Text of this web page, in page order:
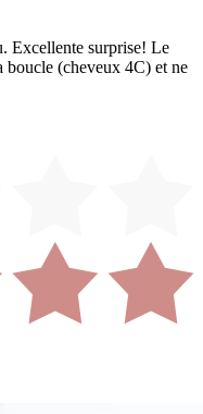
Excellente surprise! Le
(cheveux 4C) et ne